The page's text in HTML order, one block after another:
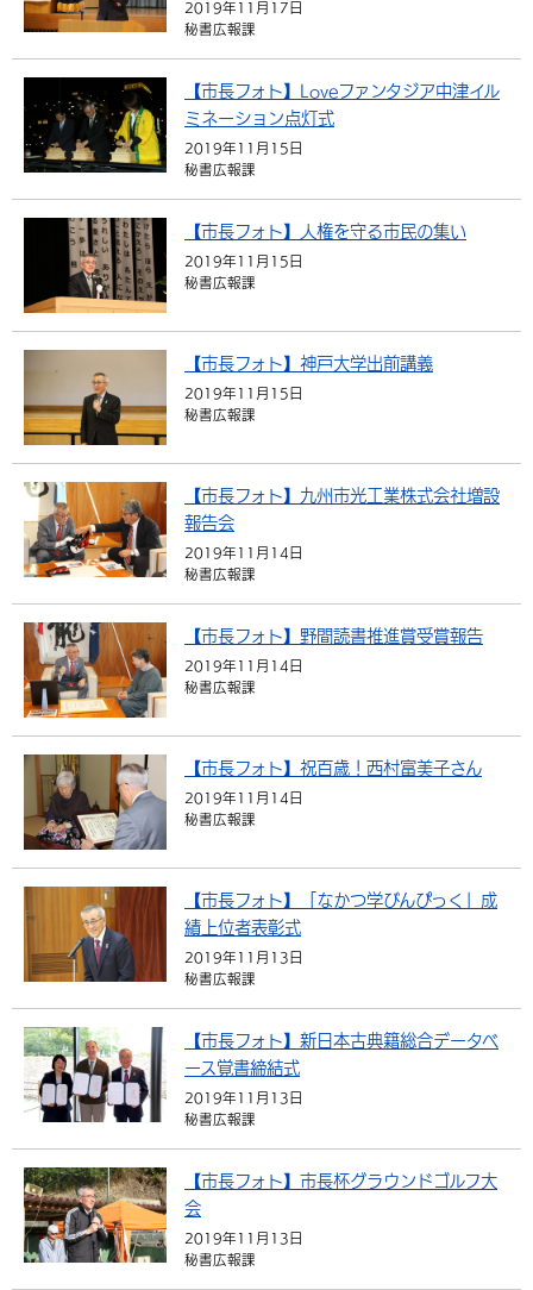
2019年11月17日
秘書広報課
【市長フォト】Loveファンタジア中津イル
ミネーション点灯式
2019年11月15日
秘書広報課
【市長フォト】人権を守る市民の集い
2019年11月15日
秘書広報課
【市長フォト】神戸大学出前講義
2019年11月15日
秘書広報課
【市長フォト】九州市光工業株式会社増設
報告会
2019年11月14日
秘書広報課
【市長フォト】野間読書推進賞受賞報告
2019年11月14日
秘書広報課
【市長フォト】祝百歳！西村富美子さん
2019年11月14日
秘書広報課
【市長フォト】「なかつ学びんぴっく」成
績上位者表彰式
2019年11月13日
秘書広報課
【市長フォト】新日本古典籍総合データベ
ース覚書締結式
2019年11月13日
秘書広報課
【市長フォト】市長杯グラウンドゴルフ大
会
2019年11月13日
秘書広報課